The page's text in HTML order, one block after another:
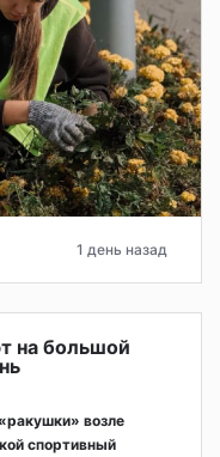
1 день назад
на большой
возле
спортивный